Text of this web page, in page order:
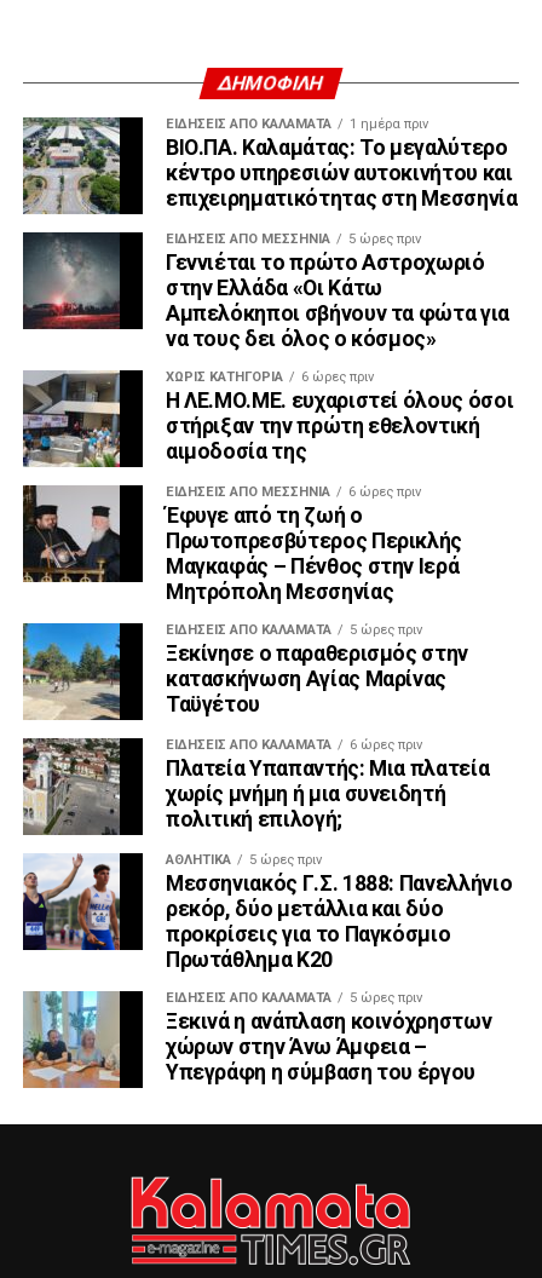
ΔΗΜΟΦΙΛΗ
ΕΙΔΗΣΕΙΣ ΑΠΟ ΚΑΛΑΜΑΤΑ 1 ημέρα πριν
ΒΙΟ.ΠΑ. Καλαμάτας: Το μεγαλύτερο
κέντρο υπηρεσιών αυτοκινήτου και
επιχειρηματικότητας στη Μεσσηνία
ΕΙΔΉΣΕΙΣ ΑΠΟ ΜΕΣΣΗΝΊΑ 5 ώρες πριν
Γεννιέται το πρώτο Αστροχωριό
στην Ελλάδα «Οι Κάτω
Αμπελόκηποι σβήνουν τα φώτα για
να τους δει όλος ο κόσμος»
ΧΩΡΊΣ ΚΑΤΗΓΟΡΊΑ 6 ώρες πριν
Η ΛΕ.ΜΟ.ΜΕ. ευχαριστεί όλους όσοι
στήριξαν την πρώτη εθελοντική
αιμοδοσία της
ΕΙΔΉΣΕΙΣ ΑΠΟ ΜΕΣΣΗΝΊΑ 6 ώρες πριν
Έφυγε από τη ζωή ο
Πρωτοπρεσβύτερος Περικλής
Μαγκαφάς – Πένθος στην Ιερά
Μητρόπολη Μεσσηνίας
ΕΙΔΗΣΕΙΣ ΑΠΟ ΚΑΛΑΜΑΤΑ 5 ώρες πριν
Ξεκίνησε ο παραθερισμός στην
κατασκήνωση Αγίας Μαρίνας
Ταϋγέτου
ΕΙΔΗΣΕΙΣ ΑΠΟ ΚΑΛΑΜΑΤΑ 6 ώρες πριν
Πλατεία Υπαπαντής: Μια πλατεία
χωρίς μνήμη ή μια συνειδητή
πολιτική επιλογή;
ΑΘΛΗΤΙΚΆ 5 ώρες πριν
Μεσσηνιακός Γ.Σ. 1888: Πανελλήνιο
ρεκόρ, δύο μετάλλια και δύο
προκρίσεις για το Παγκόσμιο
Πρωτάθλημα Κ20
ΕΙΔΗΣΕΙΣ ΑΠΟ ΚΑΛΑΜΑΤΑ 5 ώρες πριν
Ξεκινά η ανάπλαση κοινόχρηστων
χώρων στην Άνω Άμφεια –
Υπεγράφη η σύμβαση του έργου